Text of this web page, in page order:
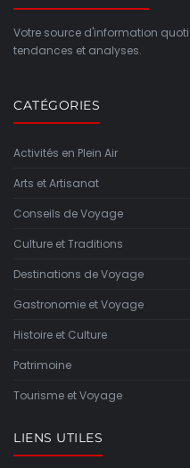
Votre source d'information
tendances et analyses.
CATÉGORIES
Activités en Plein Air
Arts et Artisanat
Conseils de Voyage
Culture et Traditions
Destinations de Voyage
Gastronomie et Voyage
Histoire et Culture
Patrimoine
Tourisme et Voyage
LIENS UTILES